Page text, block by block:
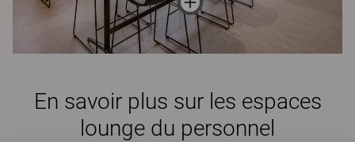
En savoir plus sur les espaces
lounge du personnel